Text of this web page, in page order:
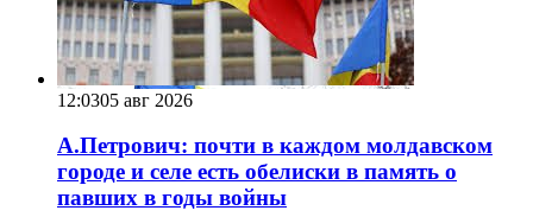
12:0305 авг 2026
А.Петрович: почти в каждом молдавском
городе и селе есть обелиски в память о
павших в годы войны